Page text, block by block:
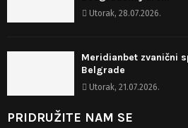
Utorak, 28.07.2026.
Meridianbet zvanični
Belgrade
Utorak, 21.07.2026.
PRIDRUŽITE NAM SE